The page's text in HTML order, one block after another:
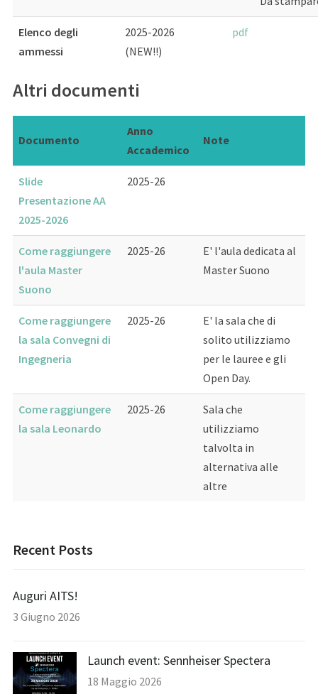
Elenco degli
ammessi
2025-2026
(NEW!!)
pdf
Altri documenti
Documento
Anno
Accademico
Note
Slide
Presentazione AA
2025-2026
2025-26
Come raggiungere
l'aula Master
Suono
2025-26
E' l'aula dedicata al
Master Suono
Come raggiungere
la sala Convegni di
Ingegneria
2025-26
E' la sala che di
solito utilizziamo
per le lauree e gli
Open Day.
Come raggiungere
la sala Leonardo
2025-26
Sala che
utilizziamo
talvolta in
alternativa alle
altre
Recent Posts
Auguri AITS!
3 Giugno 2026
Launch event: Sennheiser Spectera
18 Maggio 2026